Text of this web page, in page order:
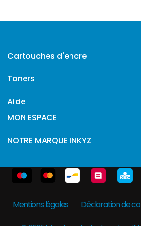
Cartouches d'encre
Toners
Aide
MON ESPACE
NOTRE MARQUE INKYZ
Mentions légales Déclaration de